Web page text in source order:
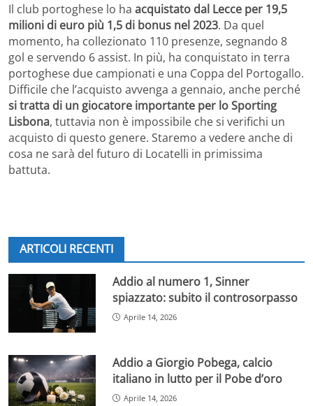
Il club portoghese lo ha acquistato dal Lecce per 19,5
milioni di euro più 1,5 di bonus nel 2023. Da quel
momento, ha collezionato 110 presenze, segnando 8
gol e servendo 6 assist. In più, ha conquistato in terra
portoghese due campionati e una Coppa del Portogallo.
Difficile che l’acquisto avvenga a gennaio, anche perché
si tratta di un giocatore importante per lo Sporting
Lisbona, tuttavia non è impossibile che si verifichi un
acquisto di questo genere. Staremo a vedere anche di
cosa ne sarà del futuro di Locatelli in primissima
battuta.
ARTICOLI RECENTI
Addio al numero 1, Sinner
spiazzato: subito il controsorpasso
Aprile 14, 2026
Addio a Giorgio Pobega, calcio
italiano in lutto per il Pobe d’oro
Aprile 14, 2026